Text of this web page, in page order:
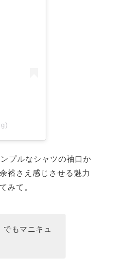
プルなシャツの袖口か
裕さえ感じさせる魅力
みて。
もマニキュ